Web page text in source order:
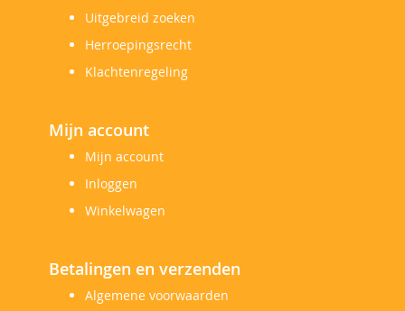
Uitgebreid zoeken
Herroepingsrecht
Klachtenregeling
Mijn account
Mijn account
Inloggen
Winkelwagen
Betalingen en verzenden
Algemene voorwaarden